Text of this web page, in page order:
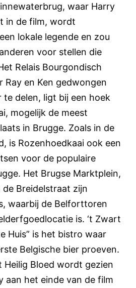
waar Harry
in de film, wordt
lokale legende en zou
voor stellen die
Relais Bourgondisch
Ray en Ken gedwongen
te delen, ligt bij een hoek
mogelijk de meest
in Brugge. Zoals in de
is Rozenhoedkaai ook een
voor de populaire
Het Brugse Marktplein,
Breidelstraat zijn
waarbij de Belforttoren
is. ‘t Zwart
Huis” is het bistro waar
Belgische bier proeven.
Heilig Bloed wordt gezien
aan het einde van de film